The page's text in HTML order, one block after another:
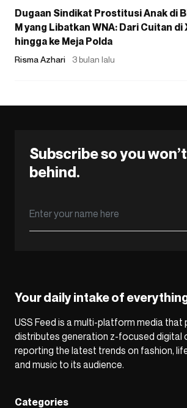
Dugaan Sindikat Prostitusi Anak di
M yang Libatkan WNA: Dari Cuitan di
hingga ke Meja Polda
Risma Azhari 3 bulan lalu
Subscribe so you
behind.
Your daily intake of
USS Feed is a multi-platform media that
distributes generation z-focused digital
reporting the latest trends on fashion,
and music to its audience.
Categories